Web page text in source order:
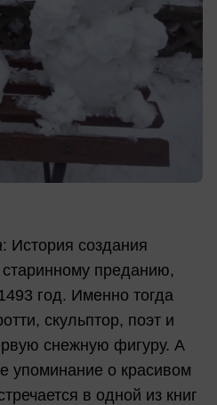
: История создания
старинному преданию,
год. Именно тогда
скульптор, поэт и
снежную фигуру. А
упоминание о красивом
в одной из книг